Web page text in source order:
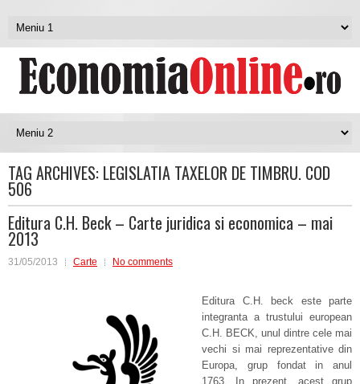
TAG ARCHIVES: LEGISLATIA TAXELOR DE TIMBRU. COD
506
Editura C.H. Beck – Carte juridica si economica – mai
2013
31/05/2013 Carte No comments
Editura C.H. beck este parte
integranta a trustului european
C.H. BECK, unul dintre cele mai
vechi si mai reprezentative din
Europa, grup fondat in anul
1763. In prezent, acest grup